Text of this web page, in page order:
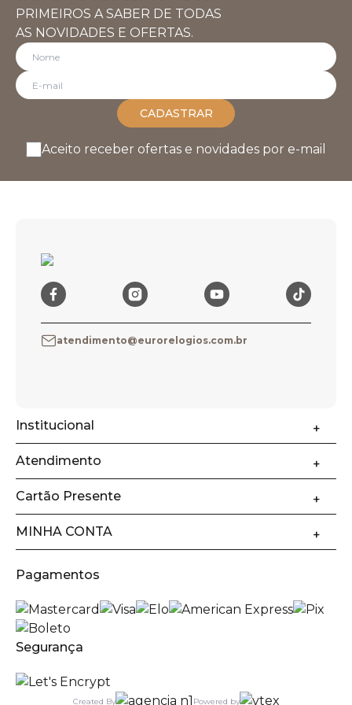
PRIMEIROS A SABER DE TODAS
AS NOVIDADES E OFERTAS.
CADASTRAR
Aceito receber ofertas e novidades por e-mail
atendimento@eurorelogios.com.br
Institucional
Atendimento
Cartão Presente
MINHA CONTA
Pagamentos
Segurança
Created By Powered by